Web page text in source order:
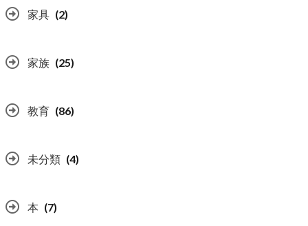
家具 (2)
家族 (25)
教育 (86)
未分類 (4)
本 (7)